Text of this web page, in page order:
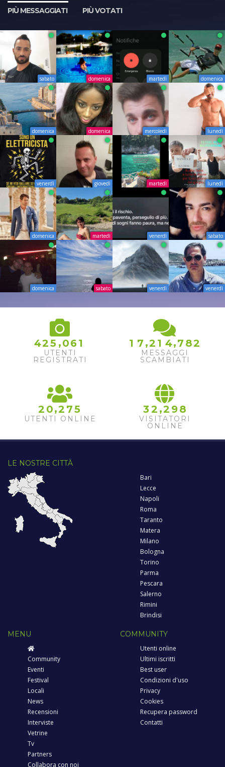
PIÙ MESSAGGIATI
PIÙ VOTATI
sabato domenica martedì domenica
domenica domenica mercoledì lunedì
venerdì giovedì martedì lunedì
domenica martedì venerdì sabato
domenica sabato venerdì venerdì
425 ,061
UTENTI
REGISTRATI
1 7 ,2 1 4,7 82
MESSAGGI
SCAMBIATI
2 0,2 75
UTENTI ONLINE
32 ,2 98
VISITATORI
ONLINE
LE NOSTRE CITTÀ
Bari
Lecce
Napoli
Roma
Taranto
Matera
Milano
Bologna
Torino
Parma
Pescara
Salerno
Rimini
Brindisi
MENU
Community
Eventi
Festival
Locali
News
Recensioni
Interviste
Vetrine
Tv
Partners
Collabora con noi
COMMUNITY
Utenti online
Ultimi iscritti
Best user
Condizioni d'uso
Privacy
Cookies
Recupera password
Contatti